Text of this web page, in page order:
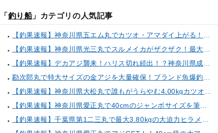
「 釣り船」カテゴリの人気記事